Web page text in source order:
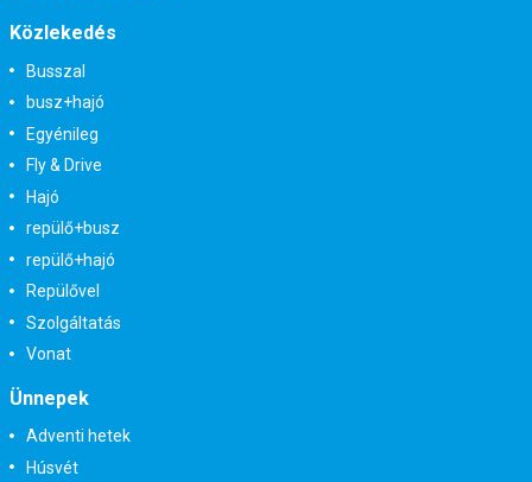
Közlekedés
Busszal
busz+hajó
Egyénileg
Fly & Drive
Hajó
repülő+busz
repülő+hajó
Repülővel
Szolgáltatás
Vonat
Ünnepek
Adventi hetek
Húsvét